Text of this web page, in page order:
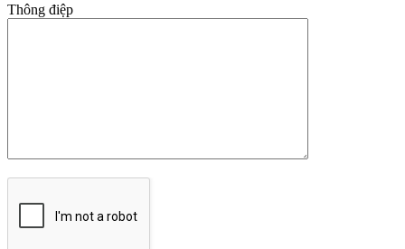
Thông điệp